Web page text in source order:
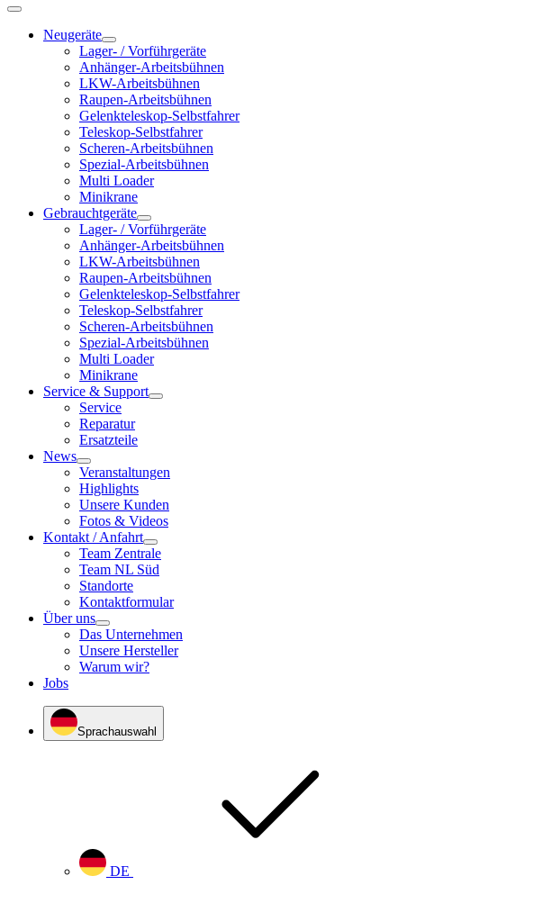
Neugeräte
Lager- / Vorführgeräte
Anhänger-Arbeitsbühnen
LKW-Arbeitsbühnen
Raupen-Arbeitsbühnen
Gelenkteleskop-Selbstfahrer
Teleskop-Selbstfahrer
Scheren-Arbeitsbühnen
Spezial-Arbeitsbühnen
Multi Loader
Minikrane
Gebrauchtgeräte
Lager- / Vorführgeräte
Anhänger-Arbeitsbühnen
LKW-Arbeitsbühnen
Raupen-Arbeitsbühnen
Gelenkteleskop-Selbstfahrer
Teleskop-Selbstfahrer
Scheren-Arbeitsbühnen
Spezial-Arbeitsbühnen
Multi Loader
Minikrane
Service & Support
Service
Reparatur
Ersatzteile
News
Veranstaltungen
Highlights
Unsere Kunden
Fotos & Videos
Kontakt / Anfahrt
Team Zentrale
Team NL Süd
Standorte
Kontaktformular
Über uns
Das Unternehmen
Unsere Hersteller
Warum wir?
Jobs
Sprachauswahl
DE